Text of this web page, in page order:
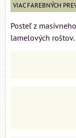
VIAC FAREBNÝCH
Posteľ z
lamelových roštov.